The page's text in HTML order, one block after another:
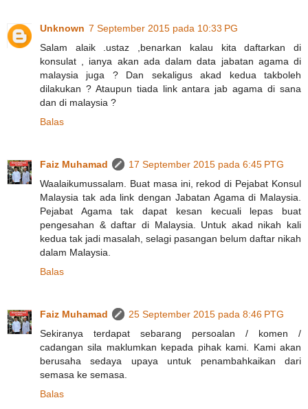
Unknown 7 September 2015 pada 10:33 PG
Salam alaik .ustaz ,benarkan kalau kita daftarkan di
konsulat , ianya akan ada dalam data jabatan agama di
malaysia juga ? Dan sekaligus akad kedua takboleh
dilakukan ? Ataupun tiada link antara jab agama di sana
dan di malaysia ?
Balas
Faiz Muhamad
17 September 2015 pada 6:45 PTG
Waalaikumussalam. Buat masa ini, rekod di Pejabat Konsul
Malaysia tak ada link dengan Jabatan Agama di Malaysia.
Pejabat Agama tak dapat kesan kecuali lepas buat
pengesahan & daftar di Malaysia. Untuk akad nikah kali
kedua tak jadi masalah, selagi pasangan belum daftar nikah
dalam Malaysia.
Balas
Faiz Muhamad
25 September 2015 pada 8:46 PTG
Sekiranya terdapat sebarang persoalan / komen /
cadangan sila maklumkan kepada pihak kami. Kami akan
berusaha sedaya upaya untuk penambahkaikan dari
semasa ke semasa.
Balas